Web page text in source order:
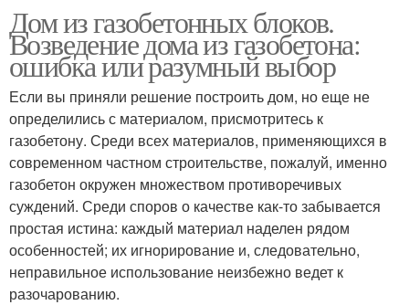
Дом из газобетонных блоков.
Возведение дома из газобетона:
ошибка или разумный выбор
Если вы приняли решение построить дом, но еще не
определились с материалом, присмотритесь к
газобетону. Среди всех материалов, применяющихся в
современном частном строительстве, пожалуй, именно
газобетон окружен множеством противоречивых
суждений. Среди споров о качестве как-то забывается
простая истина: каждый материал наделен рядом
особенностей; их игнорирование и, следовательно,
неправильное использование неизбежно ведет к
разочарованию.